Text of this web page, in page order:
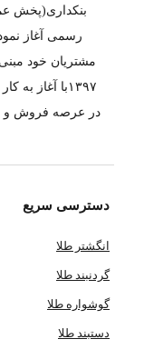
بنکداری(پخش
رسمی آغاز
مشتریان خود
۱۳۹۷با آغاز
در عرصه فروش و
دسترسی سریع
انگشتر طلا
گردنبند طلا
گوشواره طلا
دستبند طلا